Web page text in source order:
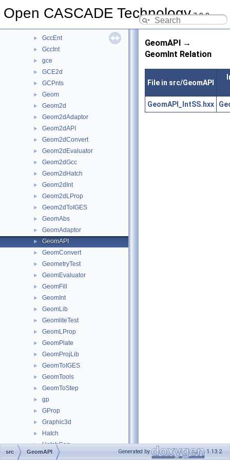
Open CASCADE Technology7.9.0
GC
► GccEnt
► GccInt
► gce
► GCE2d
► GCPnts
► Geom
► Geom2d
► Geom2dAdaptor
► Geom2dAPI
► Geom2dConvert
► Geom2dEvaluator
► Geom2dGcc
► Geom2dHatch
► Geom2dInt
► Geom2dLProp
► Geom2dToIGES
► GeomAbs
► GeomAdaptor
► GeomAPI
► GeomConvert
► GeometryTest
► GeomEvaluator
► GeomFill
► GeomInt
► GeomLib
► GeomliteTest
► GeomLProp
► GeomPlate
► GeomProjLib
► GeomToIGES
► GeomTools
► GeomToStep
► gp
► GProp
► Graphic3d
► Hatch
► HatchGen
► HeaderSection
GeomAPI →
GeomInt Relation
File in src/GeomAPI
GeomAPI_IntSS.hxx
src GeomAPI Generated by 1.13.2